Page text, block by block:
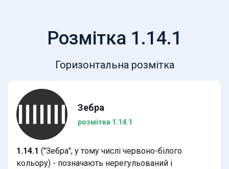
Розмітка 1.14.1
Горизонтальна розмітка
Зебра
розмітка 1.14.1
1.14.1 ("Зебра", у тому числі червоно-білого
кольору) - позначають нерегульований і